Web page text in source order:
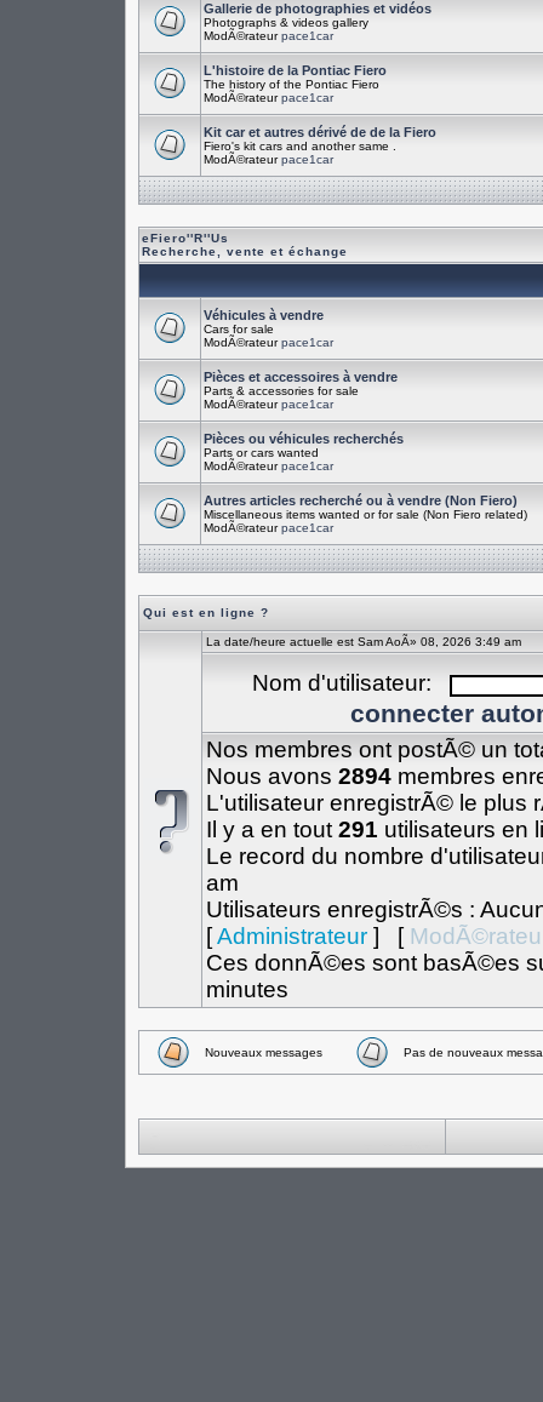
Gallerie de photographies et vidéos
Photographs & videos gallery
ModÃ©rateurpace1car
L'histoire de la Pontiac Fiero
The history of the Pontiac Fiero
ModÃ©rateurpace1car
Kit car et autres dérivé de de la Fiero
Fiero's kit cars and another same .
ModÃ©rateurpace1car
eFiero''R''Us
Recherche, vente et échange
Véhicules à vendre
Cars for sale
ModÃ©rateurpace1car
Pièces et accessoires à vendre
Parts & accessories for sale
ModÃ©rateurpace1car
Pièces ou véhicules recherchés
Parts or cars wanted
ModÃ©rateurpace1car
Autres articles recherché ou à vendre (Non Fiero)
Miscellaneous items wanted or for sale (Non Fiero related)
ModÃ©rateurpace1car
Qui est en ligne ?
La date/heure actuelle est Sam AoÃ» 08, 2026 3:49 am
Nom d'utilisateur:
connecter
Nos membres ont postÃ© un
Nous avons 2894membres
L'utilisateur enregistrÃ© le plus
Il y a en tout 291 utilisateurs en
Le record du nombre
am
Utilisateurs enregistrÃ©s :
[Administrateur] [
Ces donnÃ©es sont basÃ©es
minutes
Nouveaux messages Pas de nouveaux